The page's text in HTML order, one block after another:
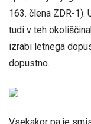
163. člena ZDR-1).
tudi v teh
izrabi letnega
dopustno.
Vsekakor pa je